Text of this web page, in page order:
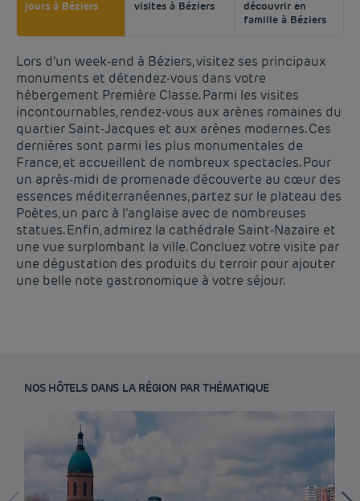
jours à Béziers
visites à Béziers
découvrir en
famille à Béziers
Lors d’un week-end à Béziers, visitez ses principaux
monuments et détendez-vous dans votre
hébergement Première Classe. Parmi les visites
incontournables, rendez-vous aux arènes romaines du
quartier Saint-Jacques et aux arènes modernes. Ces
dernières sont parmi les plus monumentales de
France, et accueillent de nombreux spectacles. Pour
un après-midi de promenade découverte au cœur des
essences méditerranéennes, partez sur le plateau des
Poètes, un parc à l’anglaise avec de nombreuses
statues. Enfin, admirez la cathédrale Saint-Nazaire et
une vue surplombant la ville. Concluez votre visite par
une dégustation des produits du terroir pour ajouter
une belle note gastronomique à votre séjour.
NOS HÔTELS DANS LA RÉGION PAR THÉMATIQUE